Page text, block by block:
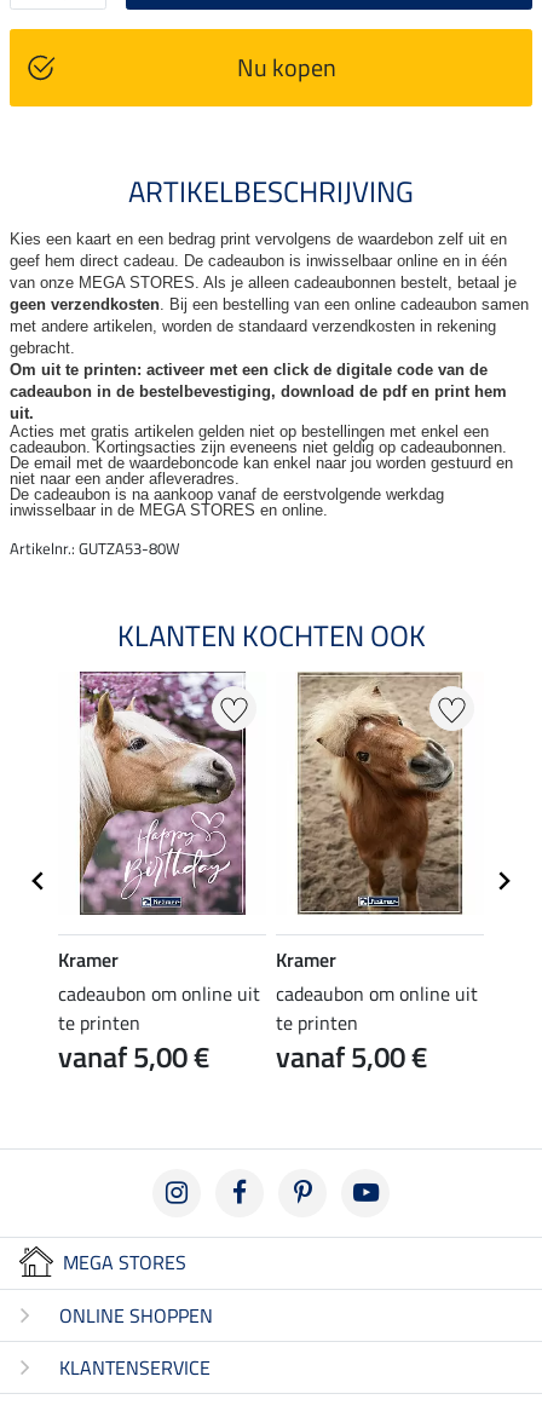
Nu kopen
ARTIKELBESCHRIJVING
Kies een kaart en een bedrag print vervolgens de waardebon zelf uit en
geef hem direct cadeau. De cadeaubon is inwisselbaar online en in één
van onze MEGA STORES. Als je alleen cadeaubonnen bestelt, betaal je
geen verzendkosten. Bij een bestelling van een online cadeaubon samen
met andere artikelen, worden de standaard verzendkosten in rekening
gebracht.
Om uit te printen: activeer met een click de digitale code van de
cadeaubon in de bestelbevestiging, download de pdf en print hem
uit.
Acties met gratis artikelen gelden niet op bestellingen met enkel een
cadeaubon. Kortingsacties zijn eveneens niet geldig op cadeaubonnen.
De email met de waardeboncode kan enkel naar jou worden gestuurd en
niet naar een ander afleveradres.
De cadeaubon is na aankoop vanaf de eerstvolgende werkdag
inwisselbaar in de MEGA STORES en online.
Artikelnr.: GUTZA53-80W
KLANTEN KOCHTEN OOK
Kramer
cadeaubon om online uit
te printen
vanaf 5,00 €
Kramer
cadeaubon om online uit
te printen
vanaf 5,00 €
MEGA STORES
ONLINE SHOPPEN
KLANTENSERVICE